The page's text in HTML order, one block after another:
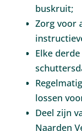
buskruit;
Zorg voor
Elke
lossen
Deel zijn
Naarden